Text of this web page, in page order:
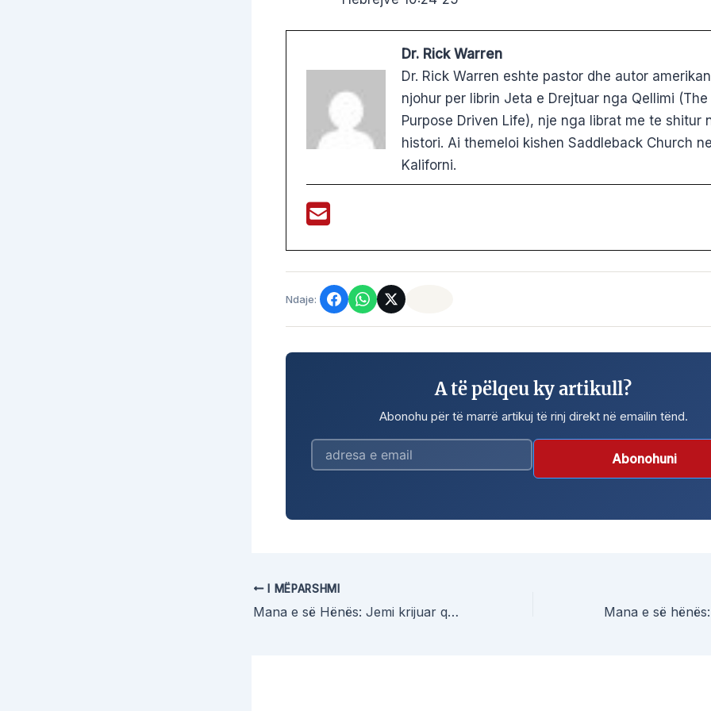
Dr. Rick Warren
Dr. Rick Warren eshte pastor dhe autor
njohur per librin Jeta e Drejtuar nga Qellimi (The
Purpose Driven Life), nje nga librat me te shitur
histori. Ai themeloi kishen Saddleback Church ne
Kaliforni.
Ndaje:
A të pëlqeu ky artikull?
Abonohu për të marrë artikuj të rinj direkt në emailin tënd.
Abonohuni
I MËPARSHMI
Mana e së Hënës: Jemi krijuar që t’u shërbejmë të tjerëve